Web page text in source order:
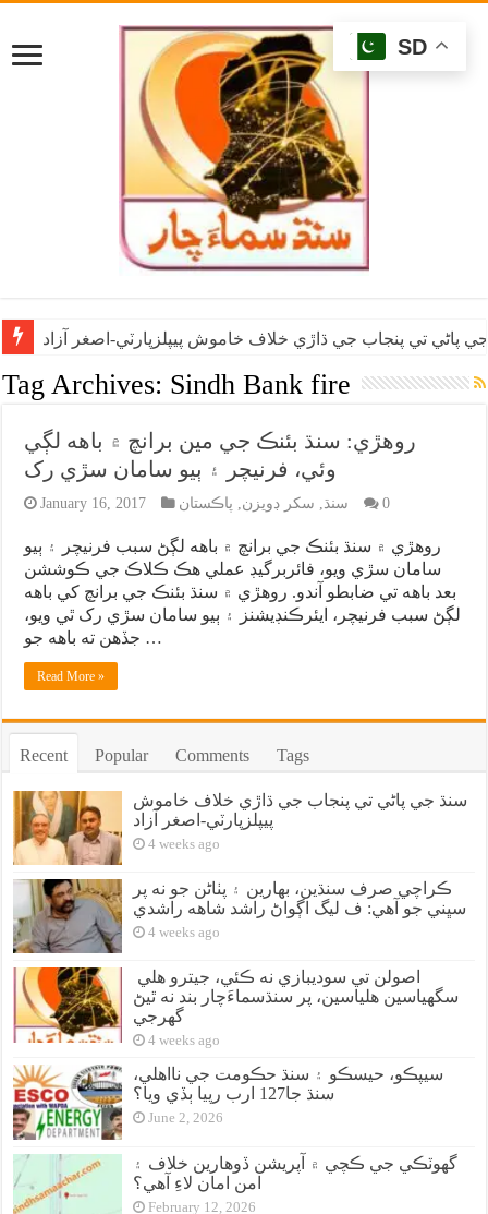
پاڻي تي پنجاب جي ڌاڙي خلاف خاموش پيپلزپارٽي-اصغر آزاد
Tag Archives: Sindh Bank fire
روهڙي: سنڌ بئنڪ جي مين برانچ ۾ باهه لڳي
وئي، فرنيچر ۽ ٻيو سامان سڙي رک
January 16, 2017 سنڌ, سکر ڊويزن, پاڪستان 0
روهڙي ۾ سنڌ بئنڪ جي برانچ ۾ باهه لڳڻ سبب فرنيچر ۽ ٻيو
سامان سڙي ويو، فائربرگيڊ عملي هڪ ڪلاڪ جي ڪوششن
بعد باهه تي ضابطو آندو. روهڙي ۾ سنڌ بئنڪ جي برانچ کي باهه
لڳڻ سبب فرنيچر، ايئرڪنڊيشنز ۽ ٻيو سامان سڙي رک ٿي ويو،
جڏهن ته باهه جو …
Read More »
Recent Popular Comments Tags
سنڌ جي پاڻي تي پنجاب جي ڌاڙي خلاف خاموش
پيپلزپارٽي-اصغر آزاد
4 weeks ago
ڪراچي صرف سنڌين، بهارين ۽ پٺاڻن جو نه پر
سڀني جو آهي: ف ليگ اڳواڻ راشد شاهه راشدي
4 weeks ago
سگهياسين هلياسين، پر سنڌسماءَچار بند نه ٿيڻ
گهرجي
4 weeks ago
سيپڪو، حيسڪو ۽ سنڌ حڪومت جي نااهلي،
سنڌ جا127 ارب رپيا ٻڏي ويا؟
June 2, 2026
گهوٽڪي جي ڪچي ۾ آپريشن ڏوهارين خلاف ۽
امن امان لاءِ آهي؟
February 12, 2026
SD